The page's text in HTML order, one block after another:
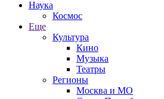
Наука
Космос
Еще
Культура
Кино
Музыка
Театры
Регионы
Москва и МО